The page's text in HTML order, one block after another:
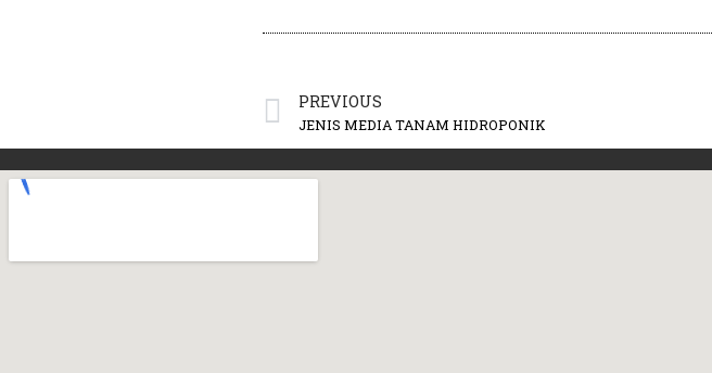
PREVIOUS
JENIS MEDIA TANAM HIDROPONIK